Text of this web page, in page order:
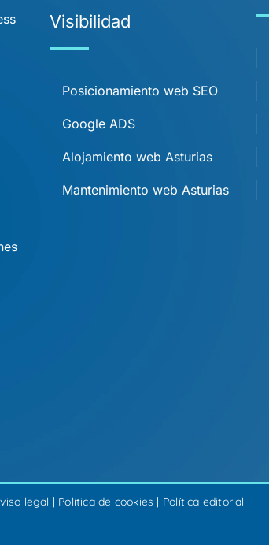
Visibilidad
Posicionamiento web SEO
Google ADS
Alojamiento web Asturias
Mantenimiento web Asturias
legal | Política de cookies | Política editorial